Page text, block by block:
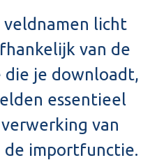
licht
van de
je downloadt,
essentieel
van
importfunctie.